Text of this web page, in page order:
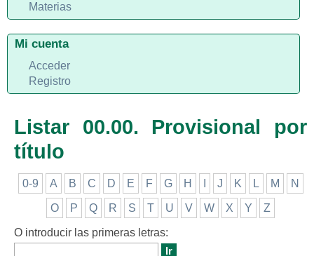
Listar 00.00. Provisional por
título
0-9 A B C D E F G H J K L M N
O P Q R S T U V W X Y Z
O introducir las primeras letras:
Materias
Mi cuenta
Acceder
Registro